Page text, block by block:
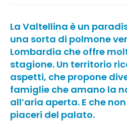
La Valtellina è un
una sorta di polmone
Lombardia che offre
stagione. Un territorio
aspetti, che propone
famiglie che amano la
all’aria aperta. E che
piaceri del palato.